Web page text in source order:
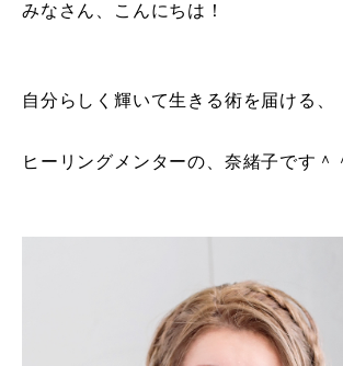
みなさん、こんにちは！
自分らしく輝いて生きる術を届ける、
ヒーリングメンターの、奈緒子です＾